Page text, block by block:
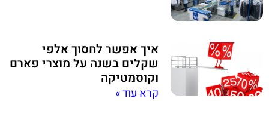
איך אפשר לחסוך אלפי
שקלים בשנה על מוצרי פארם
וקוסמטיקה
קרא עוד »